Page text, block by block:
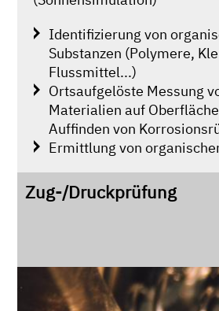
Identifizierung von
Substanzen (Polymere,
Flussmittel...)
Ortsaufgelöste Messung
Materialien auf
Auffinden von
Ermittlung von
Zug-/Druckprüfung